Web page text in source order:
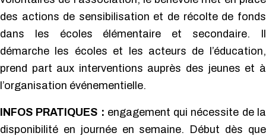
des actions de sensibilisation et de récolte de fonds
dans les écoles élémentaire et secondaire. Il
démarche les écoles et les acteurs de l’éducation,
prend part aux interventions auprès des jeunes et à
l’organisation événementielle.
INFOS PRATIQUES : engagement qui nécessite de la
disponibilité en journée en semaine. Début dès que